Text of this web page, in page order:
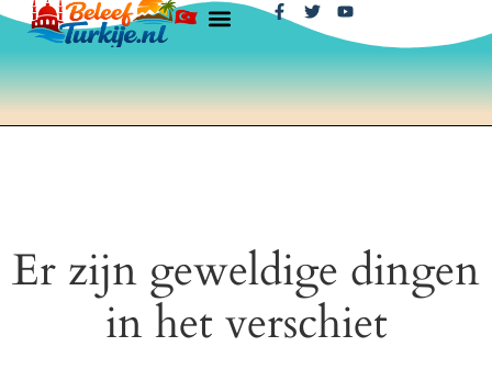
Er zijn geweldige dingen
in het verschiet